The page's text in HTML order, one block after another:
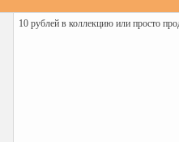
10 рублей в коллекцию или просто